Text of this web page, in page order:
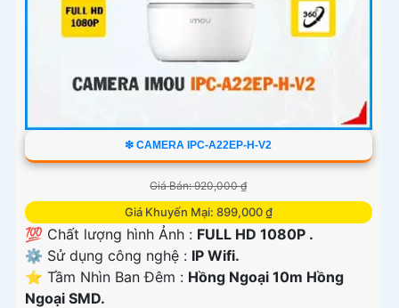
❇ CAMERA IPC-A22EP-H-V2
Giá Bán: 920,000 ₫
Giá Khuyến Mại: 899,000 ₫
💯 Chất lượng hình Ảnh : FULL HD 1080P .
⚙ Sử dụng công nghệ : IP Wifi.
⭐ Tầm Nhìn Ban Đêm : Hồng Ngoại 10m Hồng
Ngoại SMD.